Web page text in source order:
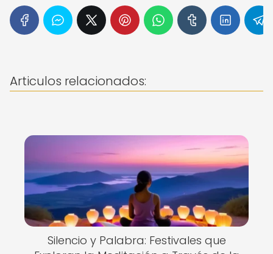
Articulos relacionados:
Silencio y Palabra: Festivales que